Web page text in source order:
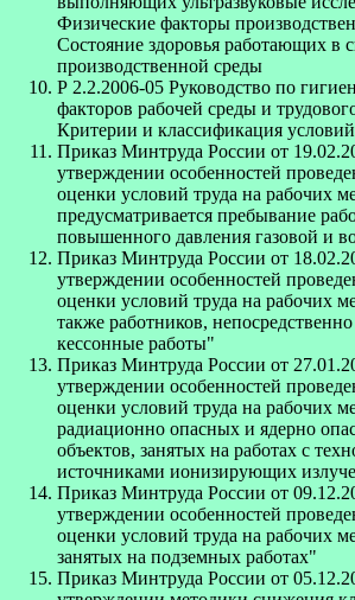
Физические факторы
Состояние здоровья работающих в
производственной среды
Р 2.2.2006-05 Руководство по
факторов рабочей среды и
Критерии и классификация условий
Приказ Минтруда России от
утверждении особенностей
оценки условий труда на рабочих
предусматривается пребывание
повышенного давления газовой и
Приказ Минтруда России от
утверждении особенностей
оценки условий труда на рабочих
также работников,
кессонные работы"
Приказ Минтруда России от
утверждении особенностей
оценки условий труда на рабочих
радиационно опасных и ядерно
объектов, занятых на работах с
источниками ионизирующих
Приказ Минтруда России от
утверждении особенностей
оценки условий труда на рабочих
занятых на подземных работах"
Приказ Минтруда России от